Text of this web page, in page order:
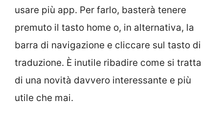
usare più app. Per farlo, basterà tenere
premuto il tasto home o, in alternativa, la
barra di navigazione e cliccare sul tasto di
traduzione. È inutile ribadire come si tratta
di una novità davvero interessante e più
utile che mai.